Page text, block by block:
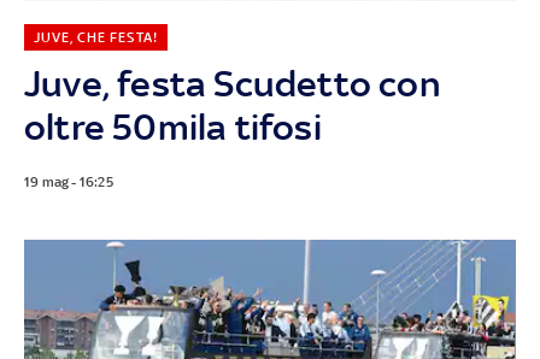
Juve, festa Scudetto con
oltre 50mila tifosi
JUVE, CHE FESTA!
19 mag - 16:25